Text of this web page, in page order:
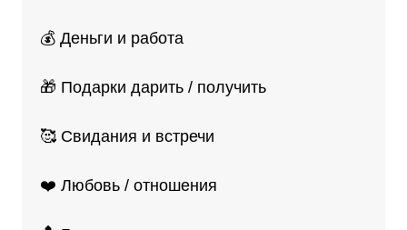
💰 Деньги и работа
🎁 Подарки дарить / получить
🥰 Свидания и встречи
❤️ Любовь / отношения